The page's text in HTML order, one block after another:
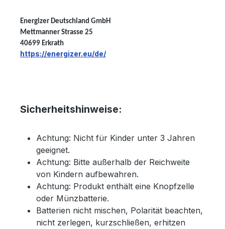
Energizer Deutschland GmbH
Mettmanner Strasse 25
40699 Erkrath
https://energizer.eu/de/
Sicherheitshinweise:
Achtung: Nicht für Kinder unter 3 Jahren
geeignet.
Achtung: Bitte außerhalb der Reichweite
von Kindern aufbewahren.
Achtung: Produkt enthält eine Knopfzelle
oder Münzbatterie.
Batterien nicht mischen, Polarität beachten,
nicht zerlegen, kurzschließen, erhitzen